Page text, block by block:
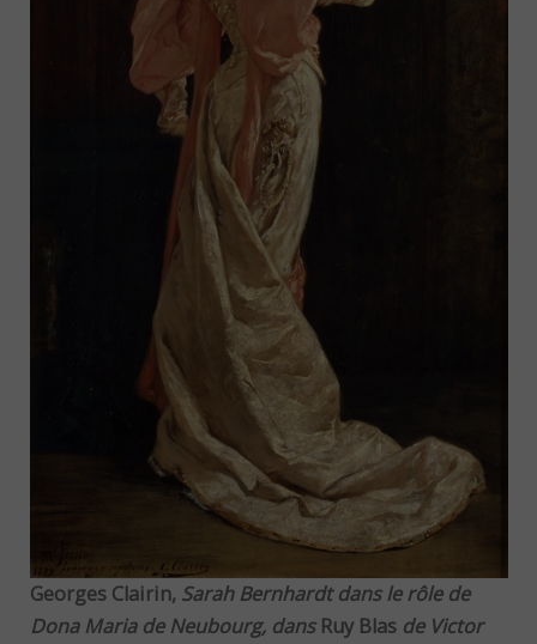
Georges Clairin, Sarah Bernhardt dans le rôle de
Dona Maria de Neubourg, dans Ruy Blas de Victor